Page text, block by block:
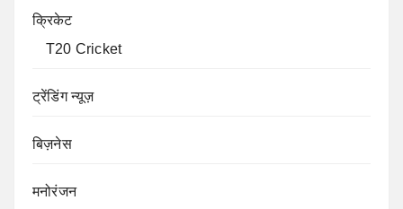
क्रिकेट
T20 Cricket
ट्रेंडिंग न्यूज़
बिज़नेस
मनोरंजन